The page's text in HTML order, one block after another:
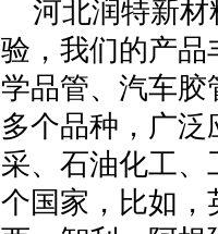
河北润特新
验，我们的产品
学品管、汽车胶
多个品种，广
采、石油化工
个国家，比如，